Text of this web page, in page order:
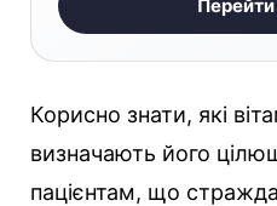
Корисно знати, які
визначають його
пацієнтам, що